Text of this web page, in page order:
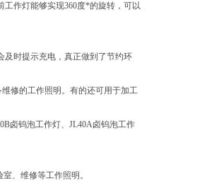
作灯能够实现360度*的旋转，可以
及时提示充电，真正做到了节约环
修的工作照明。有的还可用于加工
卤钨泡工作灯、 JL40A卤钨泡工作
、维修等工作照明。